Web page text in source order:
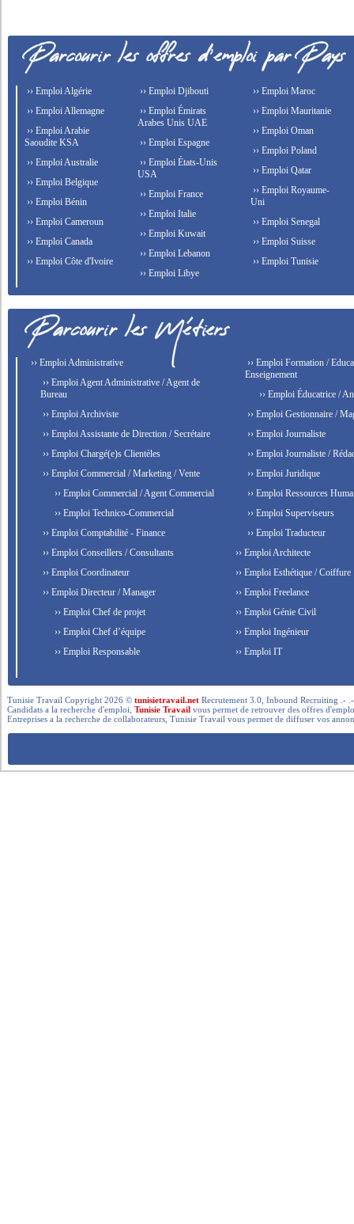
›› Emploi Algérie
›› Emploi Allemagne
›› Emploi Arabie
Saoudite KSA
›› Emploi Australie
›› Emploi Belgique
›› Emploi Bénin
›› Emploi Cameroun
›› Emploi Canada
›› Emploi Côte d'Ivoire
›› Emploi Djibouti
›› Emploi Émirats
Arabes Unis UAE
›› Emploi Espagne
›› Emploi États-Unis
USA
›› Emploi France
›› Emploi Italie
›› Emploi Kuwait
›› Emploi Lebanon
›› Emploi Libye
›› Emploi Maroc
›› Emploi Mauritanie
›› Emploi Oman
›› Emploi Poland
›› Emploi Qatar
›› Emploi Royaume-
Uni
›› Emploi Senegal
›› Emploi Suisse
›› Emploi Tunisie
›› Emploi Administrative
›› Emploi Agent Administrative / Agent de
Bureau
›› Emploi Archiviste
›› Emploi Assistante de Direction / Secrétaire
›› Emploi Chargé(e)s Clientèles
›› Emploi Commercial / Marketing / Vente
›› Emploi Commercial / Agent Commercial
›› Emploi Technico-Commercial
›› Emploi Comptabilité - Finance
›› Emploi Conseillers / Consultants
›› Emploi Coordinateur
›› Emploi Directeur / Manager
›› Emploi Chef de projet
›› Emploi Chef d’équipe
›› Emploi Responsable
›› Emploi Formation /
Enseignement
›› Emploi Éducatrice /
›› Emploi Gestionnaire /
›› Emploi Journaliste
›› Emploi Journaliste /
›› Emploi Juridique
›› Emploi Ressources
›› Emploi Superviseurs
›› Emploi Traducteur
›› Emploi Architecte
›› Emploi Esthétique / Coiffure
›› Emploi Freelance
›› Emploi Génie Civil
›› Emploi Ingénieur
›› Emploi IT
Tunisie Travail Copyright 2026 ©tunisietravail.net Recrutement 3.0, Inbound Recruiting .-
Candidats a la recherche d'emploi,Tunisie Travail vous permet de retrouver des offres
Entreprises a la recherche de collaborateurs, Tunisie Travail vous permet de diffuser vos